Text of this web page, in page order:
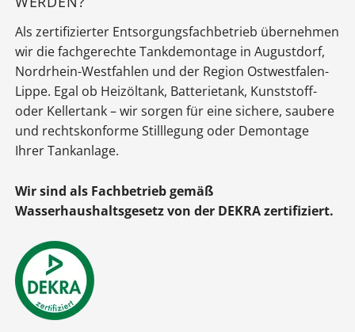
Als zertifizierter Entsorgungsfachbetrieb übernehmen
wir die fachgerechte Tankdemontage in Augustdorf,
Nordrhein-Westfahlen und der Region Ostwestfalen-
Lippe. Egal ob Heizöltank, Batterietank, Kunststoff-
oder Kellertank – wir sorgen für eine sichere, saubere
und rechtskonforme Stilllegung oder Demontage
Ihrer Tankanlage.
Wir sind als Fachbetrieb gemäß
Wasserhaushaltsgesetz von der DEKRA zertifiziert.